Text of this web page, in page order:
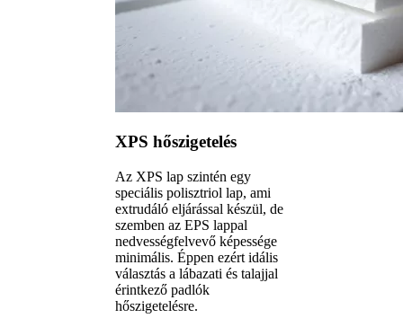
XPS hőszigetelés
Az XPS lap szintén egy
speciális polisztriol lap, ami
extrudáló eljárással készül, de
szemben az EPS lappal
nedvességfelvevő képessége
minimális. Éppen ezért idális
választás a lábazati és talajjal
érintkező padlók
hőszigetelésre.